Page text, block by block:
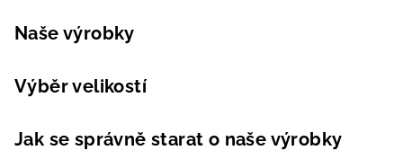
Naše výrobky
Výběr velikostí
Jak se správně starat o naše výrobky